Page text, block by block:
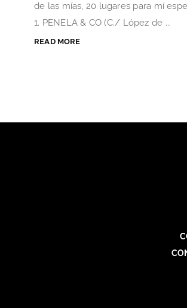
de las mías, 20 lugares para mí
1. PENELA & CO (C./ López de ...
READ MORE